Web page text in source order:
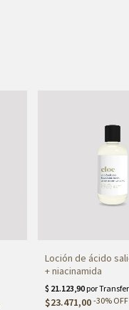
Loción de ácido
+ niacinamida
$23.471,00 -30% OFF